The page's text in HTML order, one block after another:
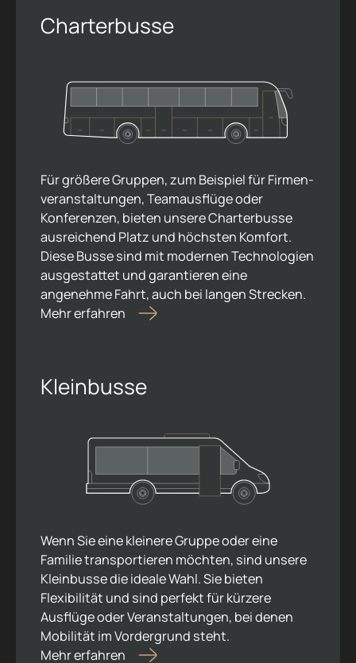
Charterbusse
Für größere Gruppen, zum Beispiel für Firmen­
veranstaltungen, Teamausflüge oder
Konferenzen, bieten unsere Charterbusse
ausreichend Platz und höchsten Komfort.
Diese Busse sind mit modernen Technologien
ausgestattet und garantieren eine
angenehme Fahrt, auch bei langen Strecken.
Mehr erfahren
Kleinbusse
Wenn Sie eine kleinere Gruppe oder eine
Familie transportieren möchten, sind unsere
Kleinbusse die ideale Wahl. Sie bieten
Flexibilität und sind perfekt für kürzere
Ausflüge oder Veranstaltungen, bei denen
Mobilität im Vordergrund steht.
Mehr erfahren